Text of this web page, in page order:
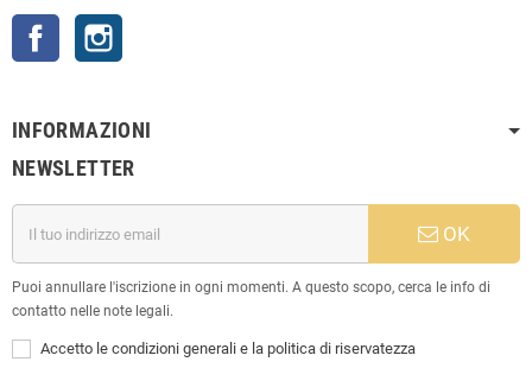
Facebook
INFORMAZIONI
NEWSLETTER
OK
Puoi annullare l'iscrizione in ogni momenti. A questo scopo, cerca le info di
contatto nelle note legali.
Accetto le condizioni generali e la politica di riservatezza